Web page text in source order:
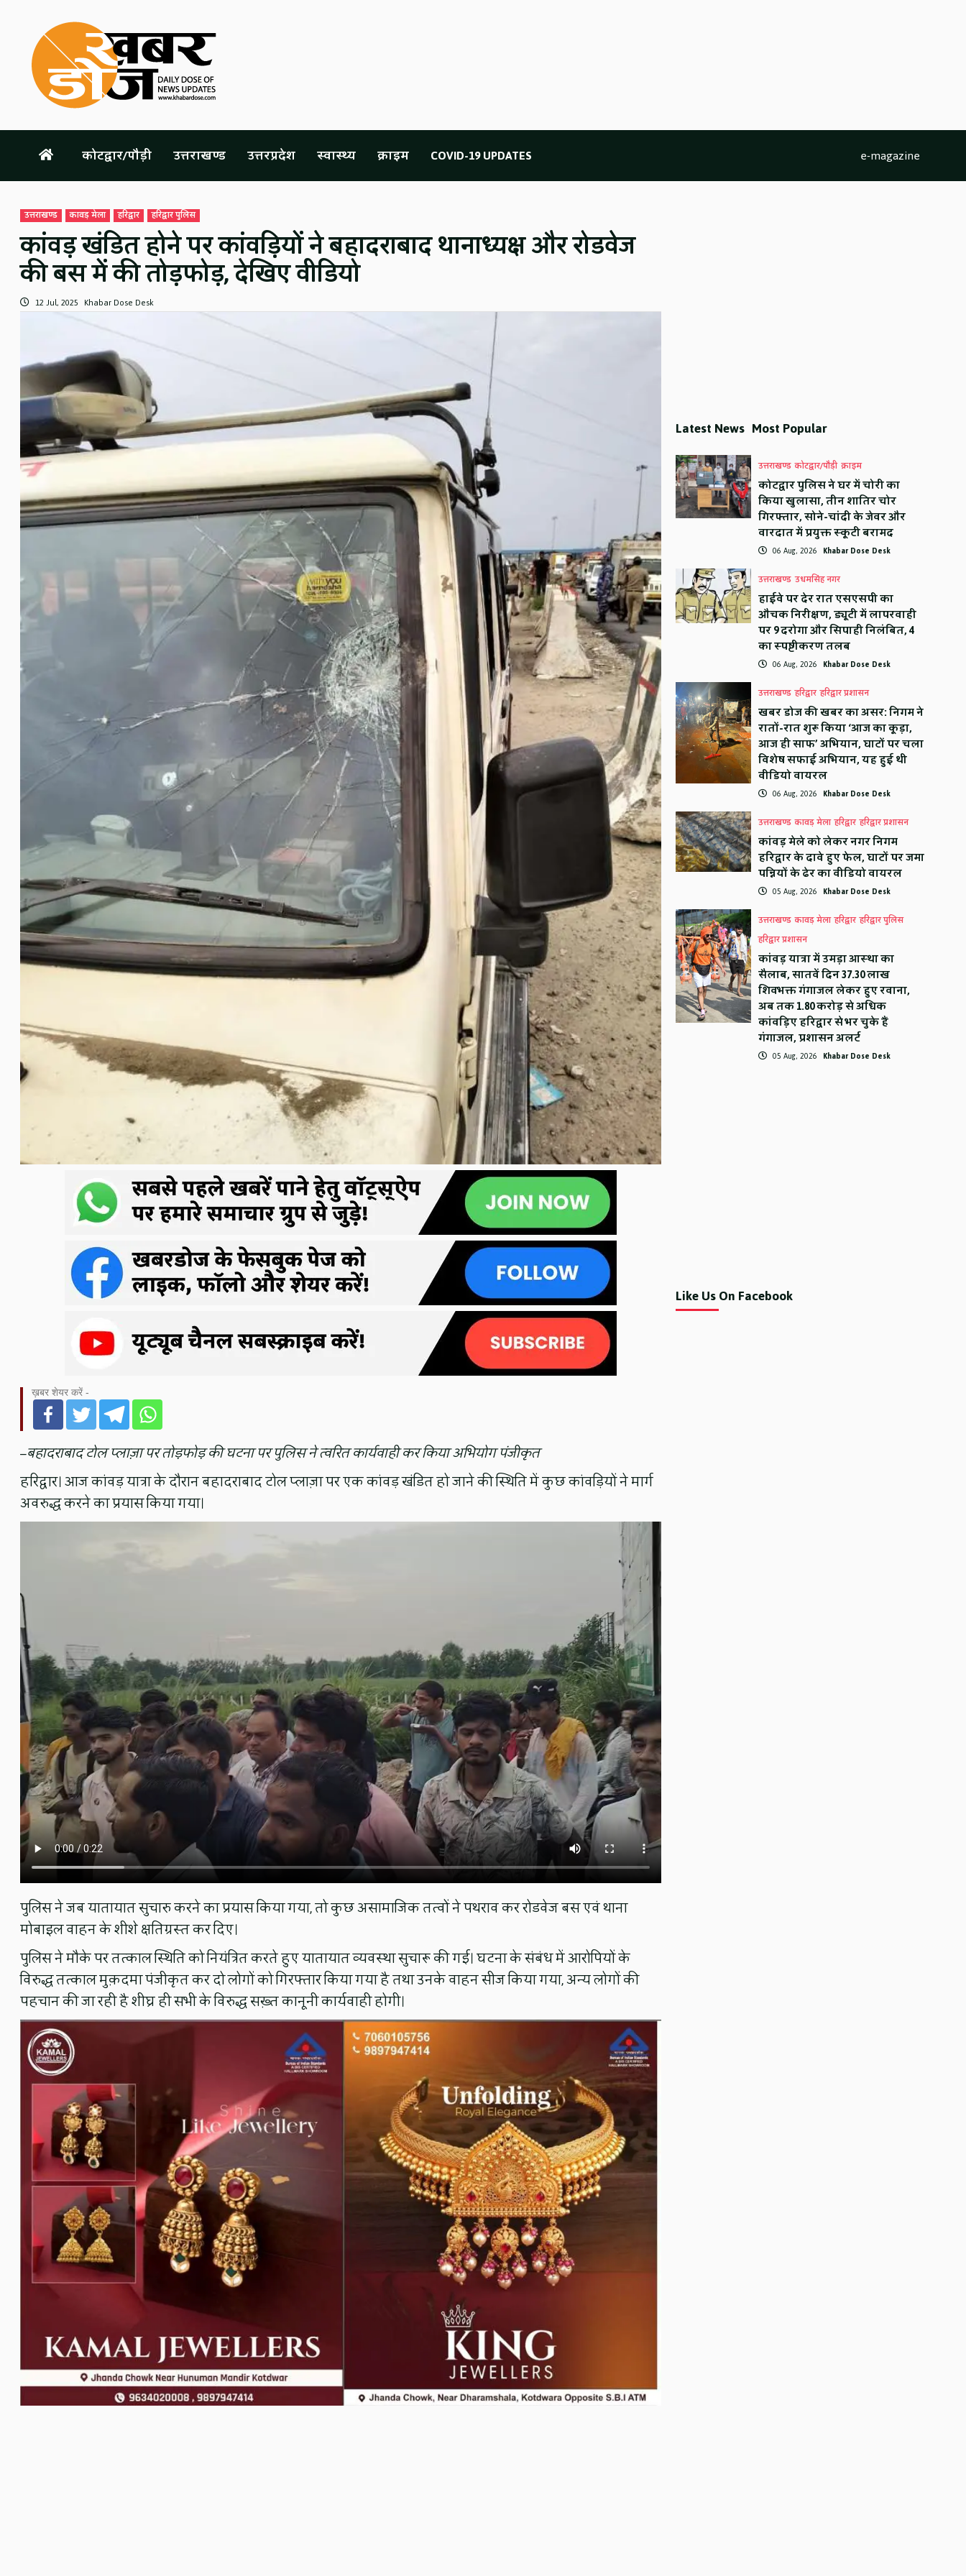
content
कोटद्वार/पौड़ी उत्तराखण्ड उत्तरप्रदेश स्वास्थ्य क्राइम COVID-19 UPDATES e-magazine
उत्तराखण्ड कावड़ मेला हरिद्वार हरिद्वार पुलिस
कांवड़ खंडित होने पर कांवड़ियों ने बहादराबाद थानाध्यक्ष और रोडवेज
की बस में की तोड़फोड़, देखिए वीडियो
12 Jul, 2025 Khabar Dose Desk
ख़बर शेयर करें -
–बहादराबाद टोल प्लाज़ा पर तोड़फोड़ की घटना पर पुलिस ने त्वरित कार्यवाही कर किया अभियोग पंजीकृत
हरिद्वार। आज कांवड़ यात्रा के दौरान बहादराबाद टोल प्लाज़ा पर एक कांवड़ खंडित हो जाने की स्थिति में कुछ कांवड़ियों ने मार्ग
अवरुद्ध करने का प्रयास किया गया।
पुलिस ने जब यातायात सुचारु करने का प्रयास किया गया, तो कुछ असामाजिक तत्वों ने पथराव कर रोडवेज बस एवं थाना
मोबाइल वाहन के शीशे क्षतिग्रस्त कर दिए।
पुलिस ने मौके पर तत्काल स्थिति को नियंत्रित करते हुए यातायात व्यवस्था सुचारू की गई। घटना के संबंध में आरोपियों के
विरुद्ध तत्काल मुक़दमा पंजीकृत कर दो लोगों को गिरफ्तार किया गया है तथा उनके वाहन सीज किया गया, अन्य लोगों की
पहचान की जा रही है शीघ्र ही सभी के विरुद्ध सख़्त कानूनी कार्यवाही होगी।
Latest News Most Popular
उत्तराखण्ड कोटद्वार/पौड़ी क्राइम
कोटद्वार पुलिस ने घर में चोरी का
किया खुलासा, तीन शातिर चोर
गिरफ्तार, सोने-चांदी के जेवर और
वारदात में प्रयुक्त स्कूटी बरामद
06 Aug, 2026 Khabar Dose Desk
उत्तराखण्ड उधमसिंह नगर
हाईवे पर देर रात एसएसपी का
औचक निरीक्षण, ड्यूटी में लापरवाही
पर 9 दरोगा और सिपाही निलंबित, 4
का स्पष्टीकरण तलब
06 Aug, 2026 Khabar Dose Desk
उत्तराखण्ड हरिद्वार हरिद्वार प्रशासन
खबर डोज की खबर का असर: निगम ने
रातों-रात शुरू किया ‘आज का कूड़ा,
आज ही साफ’ अभियान, घाटों पर चला
विशेष सफाई अभियान, यह हुई थी
वीडियो वायरल
06 Aug, 2026 Khabar Dose Desk
उत्तराखण्ड कावड़ मेला हरिद्वार हरिद्वार प्रशासन
कांवड़ मेले को लेकर नगर निगम
हरिद्वार के दावे हुए फेल, घाटों पर जमा
पन्नियों के ढेर का वीडियो वायरल
05 Aug, 2026 Khabar Dose Desk
उत्तराखण्ड कावड़ मेला हरिद्वार हरिद्वार पुलिस
हरिद्वार प्रशासन
कांवड़ यात्रा में उमड़ा आस्था का
सैलाब, सातवें दिन 37.30 लाख
शिवभक्त गंगाजल लेकर हुए रवाना,
अब तक 1.80 करोड़ से अधिक
कांवड़िए हरिद्वार से भर चुके हैं
गंगाजल, प्रशासन अलर्ट
05 Aug, 2026 Khabar Dose Desk
Like Us On Facebook